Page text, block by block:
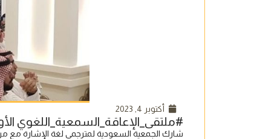
أكتوبر 4, 2023
#ملتقى_الإعاقة_السمعية_اللغوي
شارك الجمعية السعودية لمترجمي لغة الإشارة مع